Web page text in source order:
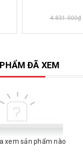
4.831.000₫
ĐÃ XEM
xem sản phẩm nào